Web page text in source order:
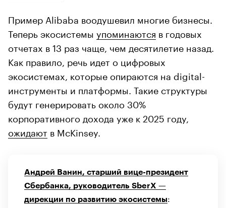
Пример Alibaba воодушевил многие бизнесы.
Теперь экосистемы упоминаются в годовых
отчетах в 13 раз чаще, чем десятилетие назад.
Как правило, речь идет о цифровых
экосистемах, которые опираются на digital-
инструменты и платформы. Такие структуры
будут генерировать около 30%
корпоративного дохода уже к 2025 году,
ожидают в McKinsey.
Андрей Ванин, старший вице-президент
Сбербанка, руководитель SberX —
дирекции по развитию экосистемы: